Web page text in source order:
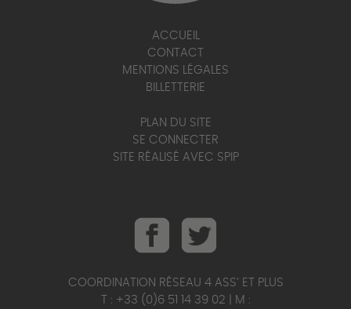
ACCUEIL
CONTACT
MENTIONS LÉGALES
BILLETTERIE
PLAN DU SITE
SE CONNECTER
SITE RÉALISÉ AVEC SPIP
COORDINATION RÉSEAU 4 ASS’ ET PLUS
T : +33 (0)6 51 14 39 02 | M :